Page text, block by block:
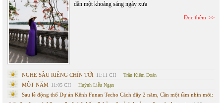
dần một khoảng sáng ngày xưa
Đọc thêm
NGHE SẦU RIÊNG CHÍN TỚI 11:11 CH Trần Kiêm Đoàn
MỘT NĂM 11:05 CH Huỳnh Liễu Ngạn
Sau lễ động thổ Dự án Kênh Funan Techo Cách đây 2 năm, Cần một tầm nhìn mới: